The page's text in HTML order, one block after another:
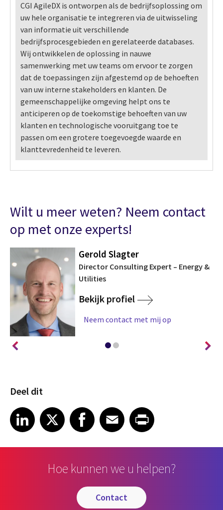
CGI AgileDX is ontworpen als de bedrijfsoplossing om
uw hele organisatie te integreren via de uitwisseling
van informatie uit verschillende
bedrijfsprocesgebieden en gerelateerde databases.
Wij ontwikkelen de oplossing in nauwe
samenwerking met uw teams om ervoor te zorgen
dat de toepassingen zijn afgestemd op de behoeften
van uw interne stakeholders en klanten. De
gemeenschappelijke omgeving helpt ons te
anticiperen op de toekomstige behoeften van uw
klanten en technologische vooruitgang toe te
passen om een grotere toegevoegde waarde en
klanttevredenheid te leveren.
Wilt u meer weten? Neem contact
op met onze experts!
Gerold Slagter
Director Consulting Expert – Energy &
Utilities
Bekijk profiel
Neem contact met mij op
Deel dit
Share article on LinkedIn
LinkedIn
Share article on XShare article on Facebook
Facebook
Share article on Email
EmailShare article on Print
Hoe kunnen we u helpen?
contact